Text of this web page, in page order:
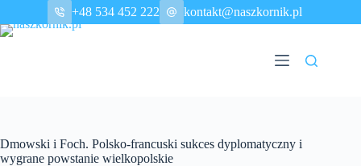
treści
+48 534 452 222 kontakt@naszkornik.pl
Dmowski i Foch. Polsko-francuski sukces dyplomatyczny i
wygrane powstanie wielkopolskie